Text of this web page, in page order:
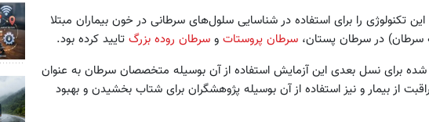
تکنولوژی را برای استفاده در شناسایی سلول‌های سرطانی در خون بیماران مبتلا
سرطان) در سرطان‌ پستان، سرطان‌ پروستات و سرطان روده بزرگ تایید کرده بود.
برای نسل بعدی این آزمایش استفاده از آن بوسیله متخصصان سرطان به عنوان
از بیمار و نیز استفاده از آن بوسیله پژوهشگران برای شتاب بخشیدن و بهبود